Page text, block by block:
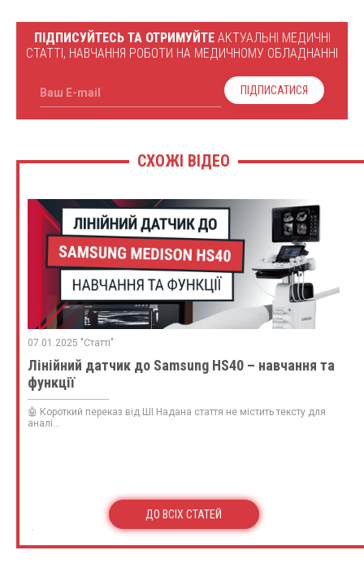
ПІДПИСУЙТЕСЬ ТА ОТРИМУЙТЕАКТУАЛЬНІ МЕДИЧНІ
СТАТТІ, НАВЧАННЯ РОБОТИ НА МЕДИЧНОМУ ОБЛАДНАННІ
Ваш E-mail ПІДПИСАТИСЯ
СХОЖІ ВІДЕО
07.01.2025 "Статті"
Лінійний датчик до Samsung HS40 – навчання та
функції
🤖 Короткий переказ від ШІ Надана стаття не містить тексту для
аналі...
ДО ВСІХ СТАТЕЙ